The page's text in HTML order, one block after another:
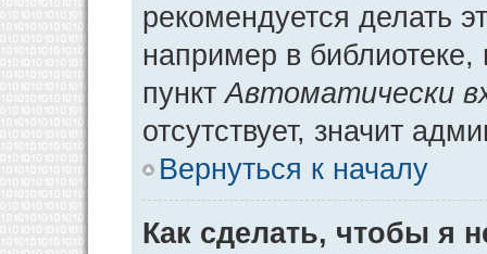
рекомендуется делать
например в библиотеке,
пунктАвтоматически
отсутствует, значит
Вернуться к началу
Как сделать, чтобы я